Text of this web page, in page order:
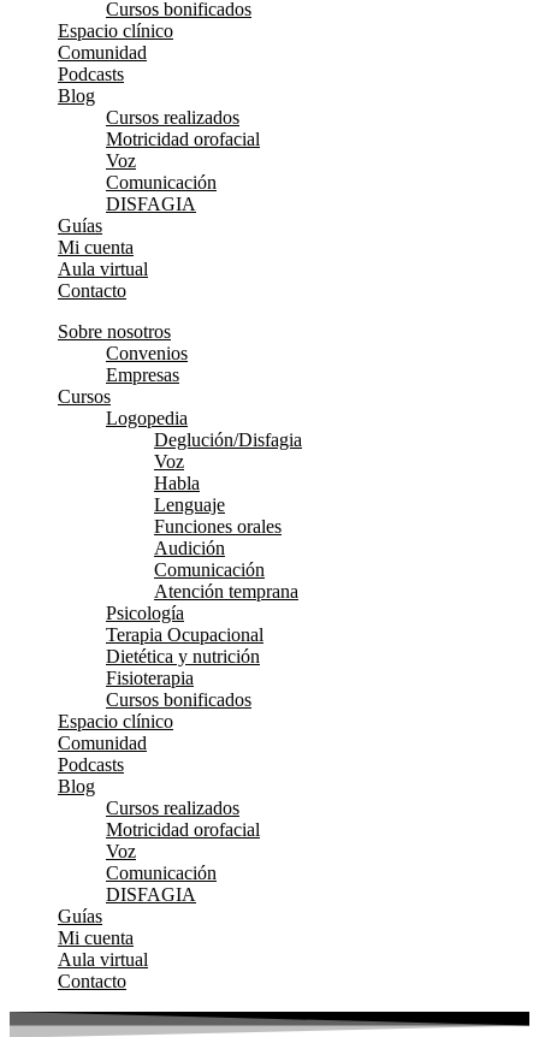
Cursos bonificados
Espacio clínico
Comunidad
Podcasts
Blog
Cursos realizados
Motricidad orofacial
Voz
Comunicación
DISFAGIA
Guías
Mi cuenta
Aula virtual
Contacto
Sobre nosotros
Convenios
Empresas
Cursos
Logopedia
Deglución/Disfagia
Voz
Habla
Lenguaje
Funciones orales
Audición
Comunicación
Atención temprana
Psicología
Terapia Ocupacional
Dietética y nutrición
Fisioterapia
Cursos bonificados
Espacio clínico
Comunidad
Podcasts
Blog
Cursos realizados
Motricidad orofacial
Voz
Comunicación
DISFAGIA
Guías
Mi cuenta
Aula virtual
Contacto